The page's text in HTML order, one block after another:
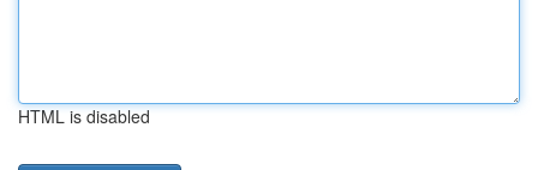
HTML is disabled